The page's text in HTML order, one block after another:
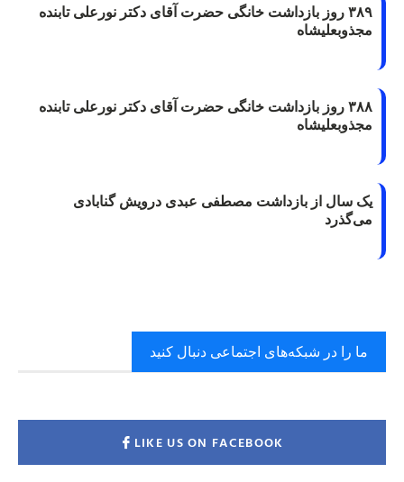
۳۸۹ روز بازداشت خانگی حضرت آقای دکتر نورعلی تابنده
مجذوبعلیشاه
۳۸۸ روز بازداشت خانگی حضرت آقای دکتر نورعلی تابنده
مجذوبعلیشاه
یک سال از بازداشت مصطفی عبدی درویش گنابادی
می‌گذرد
ما را در شبکه‌های اجتماعی دنبال کنید
LIKE US ON FACEBOOK